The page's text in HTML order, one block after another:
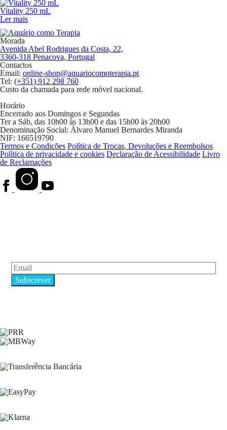
Vitality 250 mL
Ler mais
Morada
Avenida Abel Rodrigues da Costa, 22,
3360-318 Penacova, Portugal
Contactos
Email: online-shop@aquariocomoterapia.pt
Tel: (+351) 912 298 760
Custo da chamada para rede móvel nacional.
Horário
Encerrado aos Domingos e Segundas
Ter a Sáb, das 10h00 às 13h00 e das 15h00 às 20h00
Denominação Social: Álvaro Manuel Bernardes Miranda
NIF: 166519790
Termos e Condições Política de Trocas, Devoluções e Reembolsos
Política de privacidade e cookies Declaração de Acessibilidade Livro
de Reclamações